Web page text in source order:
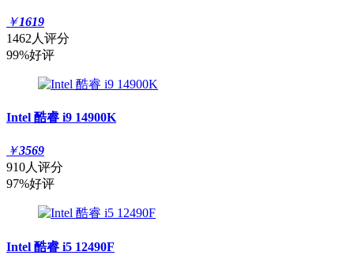
￥1619
1462人评分
99%好评
Intel 酷睿 i9 14900K
￥3569
910人评分
97%好评
Intel 酷睿 i5 12490F